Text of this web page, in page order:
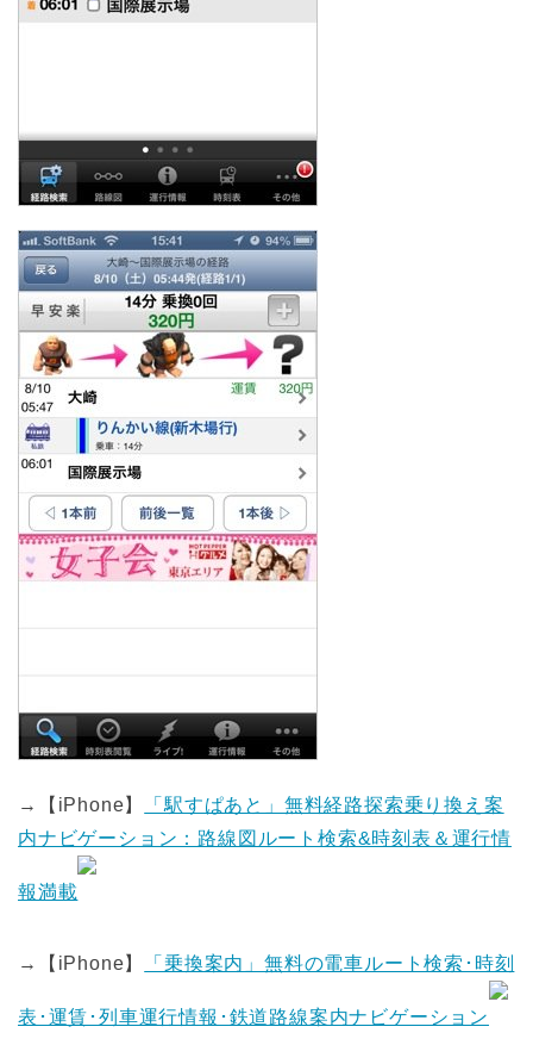
→【iPhone】
「駅すぱあと」無料経路探索乗り換え案
内ナビゲーション：路線図ルート検索&時刻表＆運行情
報満載
→【iPhone】 「乗換案内」無料の電車ルート検索･時刻
表･運賃･列車運行情報･鉄道路線案内ナビゲーション